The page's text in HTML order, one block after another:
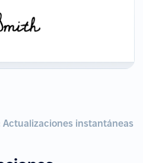
Actualizaciones instantáneas